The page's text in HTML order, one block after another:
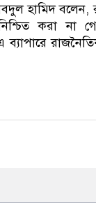
হামিদ বলেন,
করা না
ব্যাপারে